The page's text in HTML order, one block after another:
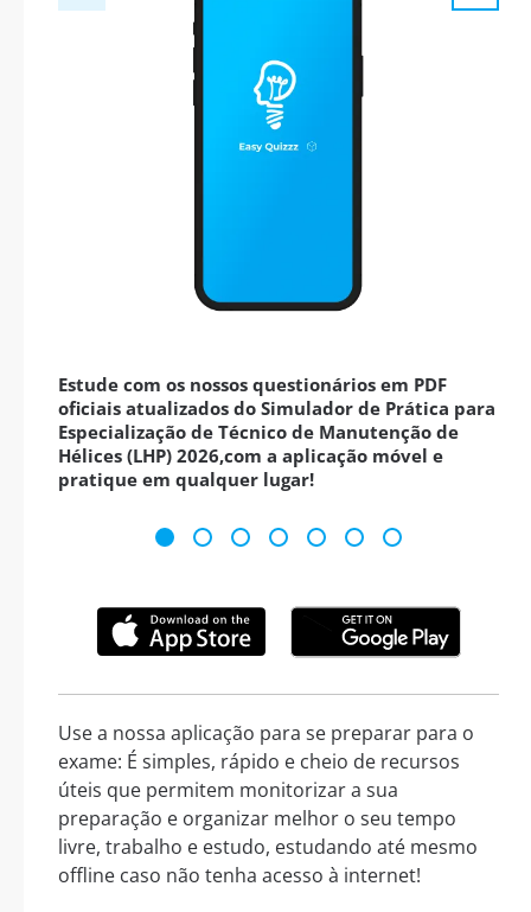
Estude com os nossos questionários em PDF
oficiais atualizados do Simulador de Prática para
Especialização de Técnico de Manutenção de
Hélices (LHP) 2026,com a aplicação móvel e
pratique em qualquer lugar!
Use a nossa aplicação para se preparar para o
exame: É simples, rápido e cheio de recursos
úteis que permitem monitorizar a sua
preparação e organizar melhor o seu tempo
livre, trabalho e estudo, estudando até mesmo
offline caso não tenha acesso à internet!